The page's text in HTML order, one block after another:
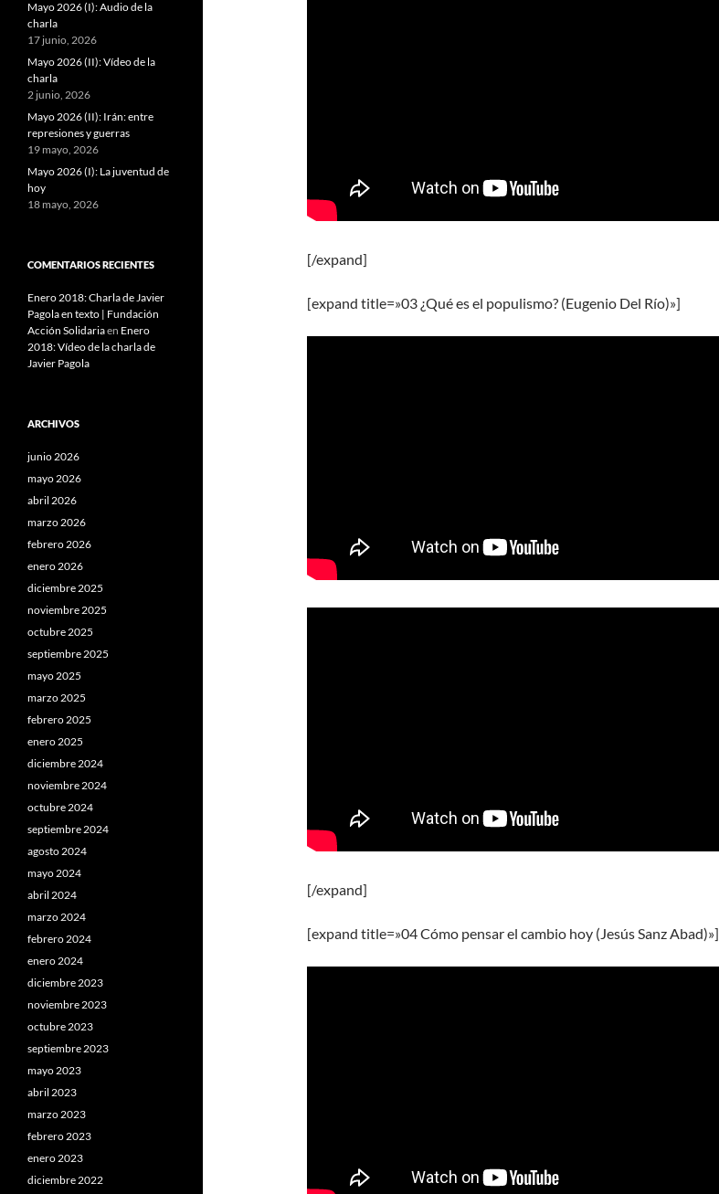
[/expand]
[expand title=»03 ¿Qué es el populismo? (Eugenio Del Río)»]
[/expand]
[expand title=»04 Cómo pensar el cambio hoy (Jesús Sanz Abad)»]
Mayo 2026 (I): Audio de la
charla
17 junio, 2026
Mayo 2026 (II): Vídeo de la
charla
2 junio, 2026
Mayo 2026 (II): Irán: entre
represiones y guerras
19 mayo, 2026
Mayo 2026 (I): La juventud de
hoy
18 mayo, 2026
COMENTARIOS RECIENTES
Enero 2018: Charla de Javier
Pagola en texto | Fundación
Acción Solidariaen Enero
2018: Vídeo de la charla de
Javier Pagola
ARCHIVOS
junio 2026
mayo 2026
abril 2026
marzo 2026
febrero 2026
enero 2026
diciembre 2025
noviembre 2025
octubre 2025
septiembre 2025
mayo 2025
marzo 2025
febrero 2025
enero 2025
diciembre 2024
noviembre 2024
octubre 2024
septiembre 2024
agosto 2024
mayo 2024
abril 2024
marzo 2024
febrero 2024
enero 2024
diciembre 2023
noviembre 2023
octubre 2023
septiembre 2023
mayo 2023
abril 2023
marzo 2023
febrero 2023
enero 2023
diciembre 2022